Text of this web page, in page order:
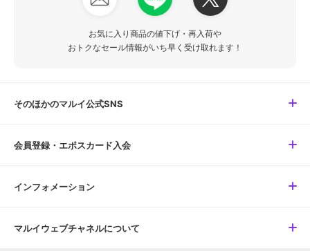
お気に入り商品の値下げ・再入荷や
おトクなセール情報がいち早く受け取れます！
そのほかのマルイ公式SNS
会員登録・エポスカード入会
インフォメーション
マルイウェブチャネルについて